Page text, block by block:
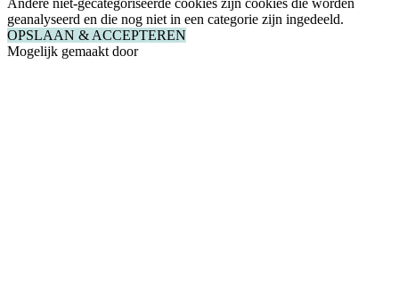
Andere niet-gecategoriseerde cookies zijn cookies die worden
geanalyseerd en die nog niet in een categorie zijn ingedeeld.
OPSLAAN & ACCEPTEREN
Mogelijk gemaakt door